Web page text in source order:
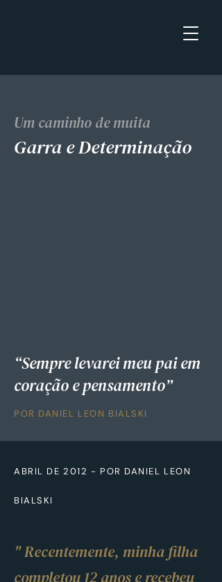
Um caminho de muita
Garra e Determinação
“Sempre levarei meu pai em
coração e pensamento”
POR DANIEL LEON BIALSKI
ABRIL DE 2012 - POR DANIEL LEON
BIALSKI
" Re­cen­te­mente, minha filha
com­pletou 12 anos e re­cebeu